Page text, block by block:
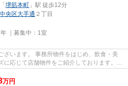
「堺筋本町 」駅 徒歩12分
央区大手通 ２丁目
｜募集中： 1室
ざいます。 事務所物件をはじめ、飲食・美
応じて店舗物件をご紹介しております。
万円